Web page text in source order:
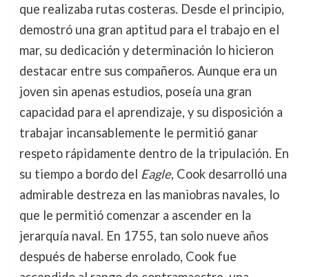
que realizaba rutas costeras. Desde el principio,
demostró una gran aptitud para el trabajo en el
mar, su dedicación y determinación lo hicieron
destacar entre sus compañeros. Aunque era un
joven sin apenas estudios, poseía una gran
capacidad para el aprendizaje, y su disposición a
trabajar incansablemente le permitió ganar
respeto rápidamente dentro de la tripulación. En
su tiempo a bordo del Eagle, Cook desarrolló una
admirable destreza en las maniobras navales, lo
que le permitió comenzar a ascender en la
jerarquía naval. En 1755, tan solo nueve años
después de haberse enrolado, Cook fue